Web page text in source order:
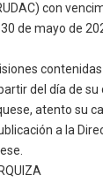
con
de mayo de
del día de su
atento su
a la